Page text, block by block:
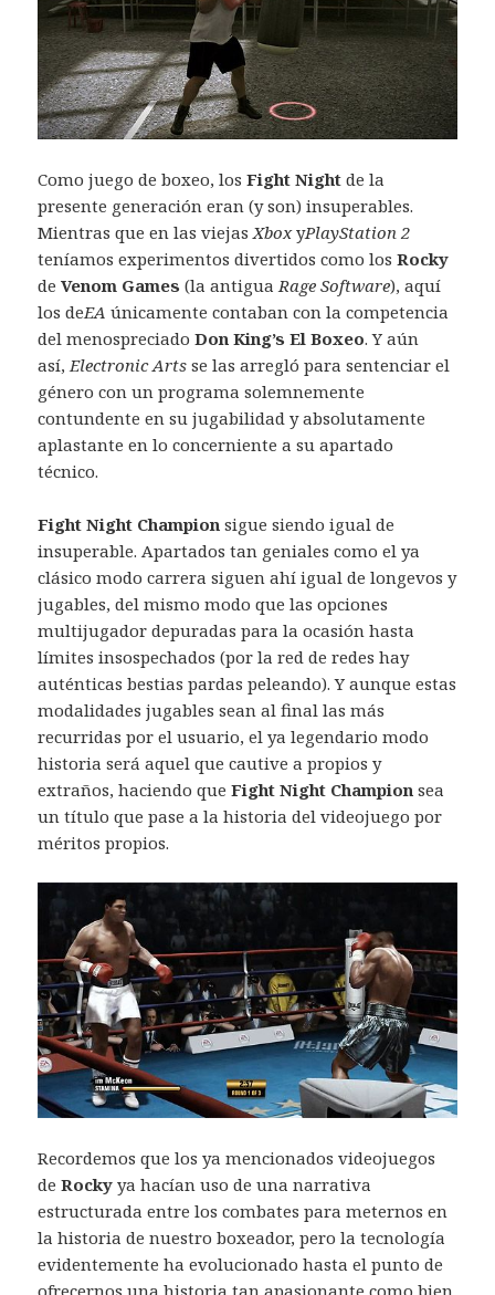
Como juego de boxeo, losFight Night de la
presente generación eran (y son) insuperables.
Mientras que en las viejasXboxyPlayStation 2
teníamos experimentos divertidos como losRocky
deVenom Games (la antiguaRage Software), aquí
los deEA únicamente contaban con la competencia
del menospreciadoDon King’s El Boxeo. Y aún
así,Electronic Arts se las arregló para sentenciar el
género con un programa solemnemente
contundente en su jugabilidad y absolutamente
aplastante en lo concerniente a su apartado
técnico.
Fight Night Champion sigue siendo igual de
insuperable. Apartados tan geniales como el ya
clásico modo carrera siguen ahí igual de longevos y
jugables, del mismo modo que las opciones
multijugador depuradas para la ocasión hasta
límites insospechados (por la red de redes hay
auténticas bestias pardas peleando). Y aunque estas
modalidades jugables sean al final las más
recurridas por el usuario, el ya legendario modo
historia será aquel que cautive a propios y
extraños, haciendo queFight Night Champion sea
un título que pase a la historia del videojuego por
méritos propios.
Recordemos que los ya mencionados videojuegos
deRockyya hacían uso de una narrativa
estructurada entre los combates para meternos en
la historia de nuestro boxeador, pero la tecnología
evidentemente ha evolucionado hasta el punto de